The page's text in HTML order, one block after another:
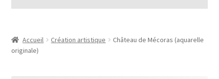
LES PROJETS CLIENTS
Accueil Création artistique
Château de Mécoras (aquarelle
originale)